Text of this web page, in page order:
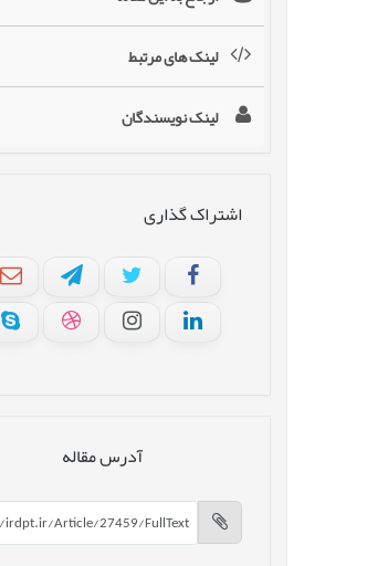
لینک های مرتبط
لینک نویسندگان
اشتراک گذاری
آدرس مقاله